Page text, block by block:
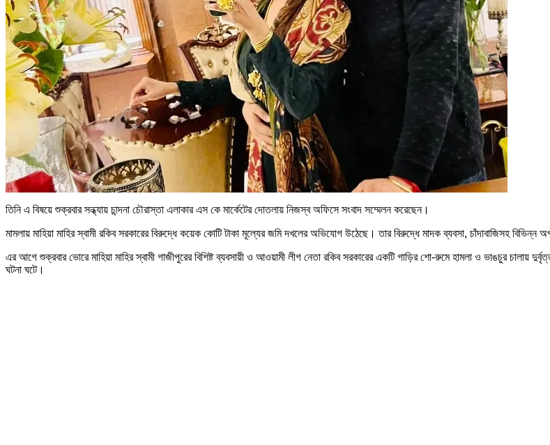
তিনি এ বিষয়ে শুক্রবার সন্ধ্যায় চান্দনা চৌরাস্তা এলাকার এস কে মার্কেটের দোতলায় নিজস্ব অফিসে সংবাদ সম্মেলন করেছেন।
মামলায় মাহিয়া মাহির স্বামী রকিব সরকারের বিরুদ্ধে কয়েক কোটি টাকা মূল্যের জমি দখলের অভিযোগ উঠেছে। তার বিরুদ্ধে মাদক ব্যবসা, চাঁদাবাজিসহ
এর আগে শুক্রবার ভোরে মাহিয়া মাহির স্বামী গাজীপুরের বিশিষ্ট ব্যবসায়ী ও আওয়ামী লীগ নেতা রকিব সরকারের একটি গাড়ির শো-রুমে হামলা ও ভাঙচুর চালায়
ঘটনা ঘটে।